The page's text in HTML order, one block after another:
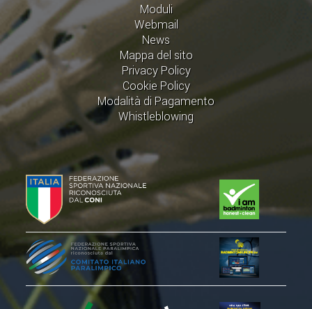
Moduli
Webmail
News
Mappa del sito
Privacy Policy
Cookie Policy
Modalità di Pagamento
Whistleblowing
STAFF TECNICO
CTF – PALABADMINTON
ATLETI D'INTERESSE NAZIONALE
SCHEDE ATLETI
VOLA CON NOI
CENTRI TECNICI TERRITORIALI
COMMISSIONE ATLETI
TESSERAMENTO
AFFILIAZIONE E TESSERAMENTO
QUOTE E TASSE